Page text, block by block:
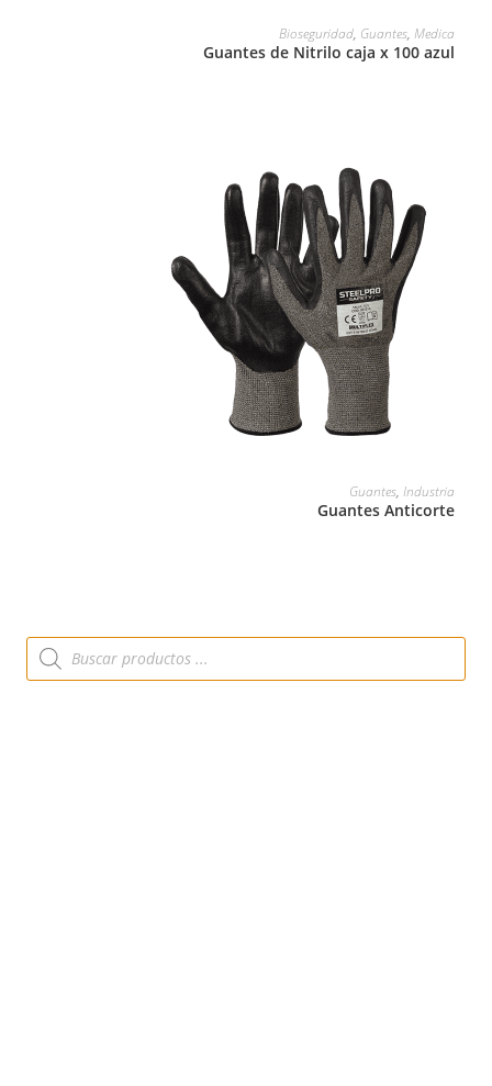
LEER MÁSBioseguridad, Guantes,Medica
Guantes de Nitrilo caja x 100 azul
Guantes,Industria
Guantes Anticorte